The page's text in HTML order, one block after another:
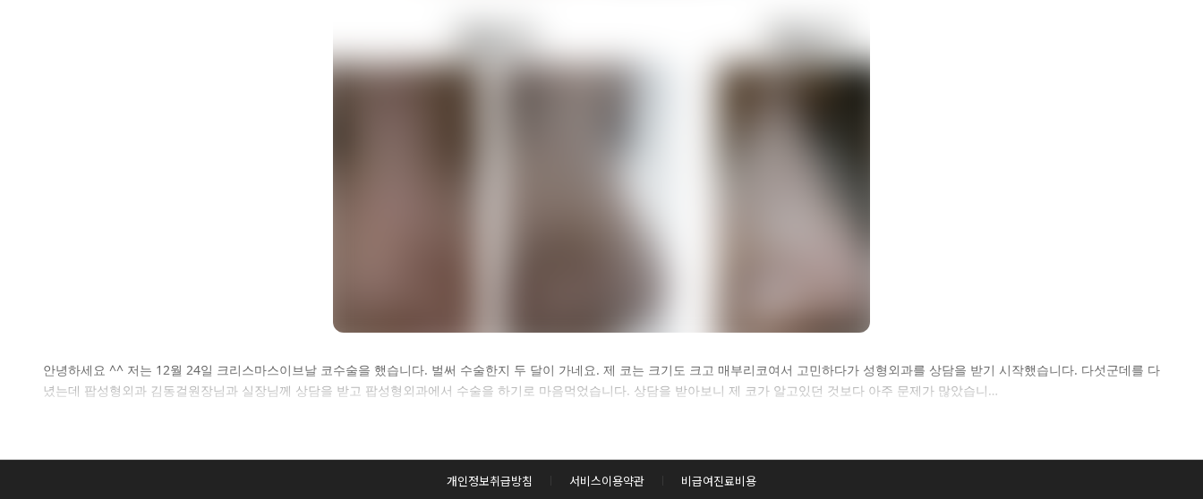
셀카후기 전체 내용은
로그인 후 확인하실 수 있습니다.
안녕하세요 ^^ 저는 12월 24일 크리스마스이브날 코수술을 했습니다. 벌써 수술한지 두 달이 가네요. 제 코는 크기도 크고 매부리코여서 고민하다가 성형외과를 상담을 받기 시작했습니다. 다섯군데를 다
녔는데 팝성형외과 김동걸원장님과 실장님께 상담을 받고 팝성형외과에서 수술을 하기로 마음먹었습니다. 상담을 받아보니 제 코가 알고있던 것보다 아주 문제가 많았습니…
개인정보취급방침 서비스이용약관 비급여진료비용